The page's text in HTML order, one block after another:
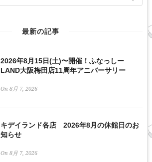
最新の記事
2026年8月15日(土)〜開催！ふなっしー
LAND大阪梅田店11周年アニバーサリー
On 8月 7, 2026
キデイランド各店 2026年8月の休館日のお
知らせ
On 8月 7, 2026